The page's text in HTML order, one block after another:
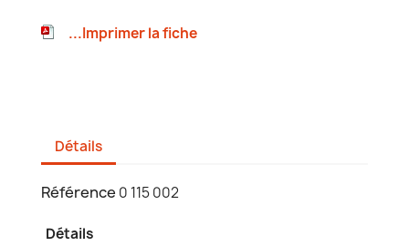
...Imprimer la fiche
Détails
Référence 0 115 002
Détails